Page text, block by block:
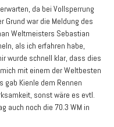
da bei Vollsperrung
Grund war die Meldung des
Weltmeisters Sebastian
als ich erfahren habe,
wurde schnell klar, dass dies
mit einem der Weltbesten
gab Kienle dem Rennen
sonst wäre es evtl.
auch noch die 70.3 WM in